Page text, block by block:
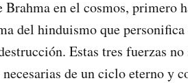
en el cosmos, primero
del hinduismo que
Estas tres fuerzas no
de un ciclo eterno y